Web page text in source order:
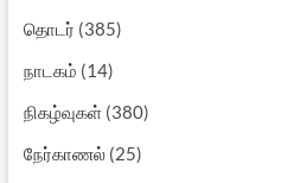
தொடர் (385)
நாடகம் (14)
நிகழ்வுகள்(380)
நேர்காணல்(25)